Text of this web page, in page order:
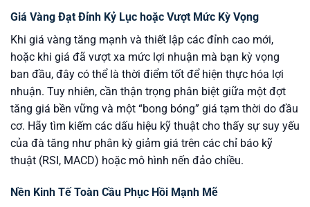
Giá Vàng Đạt Đỉnh Kỷ Lục hoặc Vượt Mức Kỳ Vọng
Khi giá vàng tăng mạnh và thiết lập các đỉnh cao mới,
hoặc khi giá đã vượt xa mức lợi nhuận mà bạn kỳ vọng
ban đầu, đây có thể là thời điểm tốt để hiện thực hóa lợi
nhuận. Tuy nhiên, cần thận trọng phân biệt giữa một đợt
tăng giá bền vững và một “bong bóng” giá tạm thời do đầu
cơ. Hãy tìm kiếm các dấu hiệu kỹ thuật cho thấy sự suy yếu
của đà tăng như phân kỳ giảm giá trên các chỉ báo kỹ
thuật (RSI, MACD) hoặc mô hình nến đảo chiều.
Nền Kinh Tế Toàn Cầu Phục Hồi Mạnh Mẽ